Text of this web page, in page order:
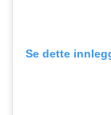
Se dette